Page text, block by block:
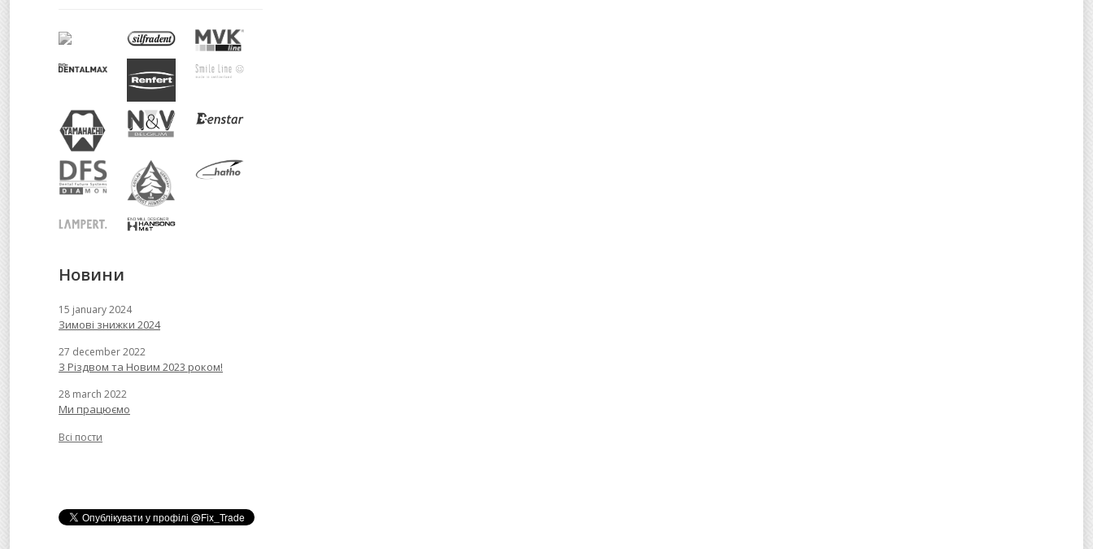
Новини
15 january 2024
Зимові знижки 2024
27 december 2022
З Різдвом та Новим 2023 роком!
28 march 2022
Ми працюємо
Всі пости